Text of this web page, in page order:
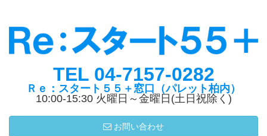
TEL 04-7157-0282
Ｒｅ：スタート５５＋窓口（パレット柏内）
10:00-15:30 火曜日～金曜日(土日祝除く)
お問い合わせ